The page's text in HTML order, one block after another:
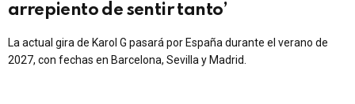
arrepiento de sentir tanto’
La actual gira de Karol G pasará por España durante el verano de
2027, con fechas en Barcelona, Sevilla y Madrid.